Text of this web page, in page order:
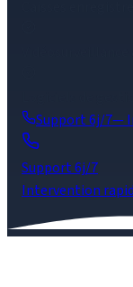
Support 6j/7—
Support 6j/7
Intervention